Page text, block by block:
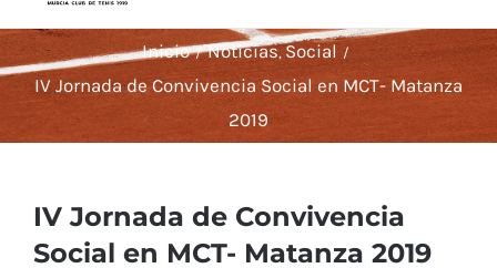
Inicio Noticias Social
IV Jornada de Convivencia Social en MCT- Matanza
2019
IV Jornada de Convivencia
Social en MCT- Matanza 2019